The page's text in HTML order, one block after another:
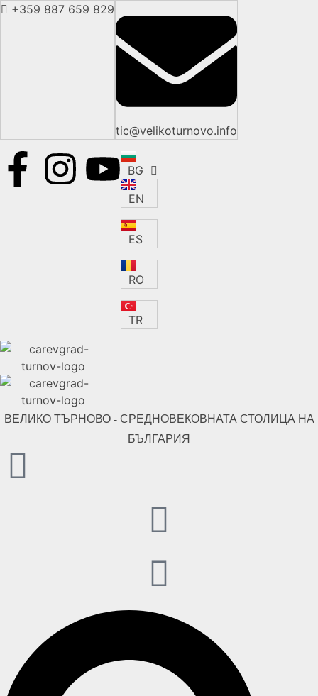
+359 887 659 829
tic@velikoturnovo.info
BG
EN
ES
RO
TR
ВЕЛИКО ТЪРНОВО - СРЕДНОВЕКОВНАТА СТОЛИЦА НА
БЪЛГАРИЯ